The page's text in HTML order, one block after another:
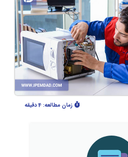
زمان مطالعه: 4 دقیقه